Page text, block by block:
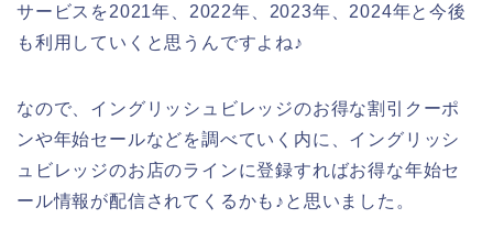
サービスを2021年、2022年、2023年、2024年と今後
も利用していくと思うんですよね♪
なので、イングリッシュビレッジのお得な割引クーポ
ンや年始セールなどを調べていく内に、イングリッシ
ュビレッジのお店のラインに登録すればお得な年始セ
ール情報が配信されてくるかも♪と思いました。